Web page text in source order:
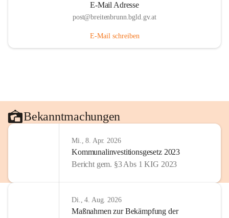
E-Mail Adresse
post@breitenbrunn.bgld.gv.at
E-Mail schreiben
Bekanntmachungen
Mi., 8. Apr. 2026
Kommunalinvestitionsgesetz 2023
Bericht gem. §3 Abs 1 KIG 2023
Di., 4. Aug. 2026
Maßnahmen zur Bekämpfung der